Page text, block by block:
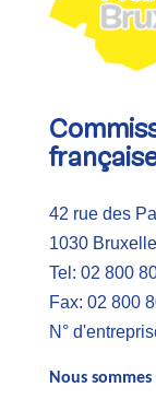
42 rue des
1030
Tel: 02 800
Fax: 02 800
N°
Nous